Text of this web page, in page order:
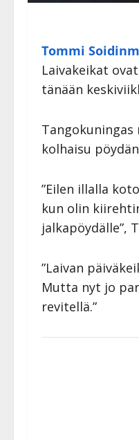
Tommi
Laivakeikat
tänään
kolhaisu
”Eilen illalla
kun olin
jalkapöydälle”,
”Laivan
Mutta nyt jo
revitellä.”